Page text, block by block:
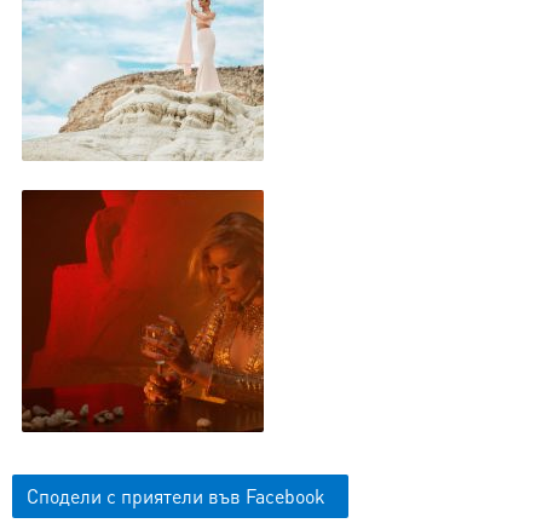
Сподели с приятели във Facebook